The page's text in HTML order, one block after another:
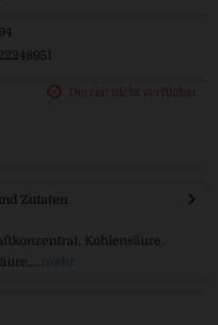
Derzeit nicht verfügbar.
Zutaten
Kohlensäure,
mehr